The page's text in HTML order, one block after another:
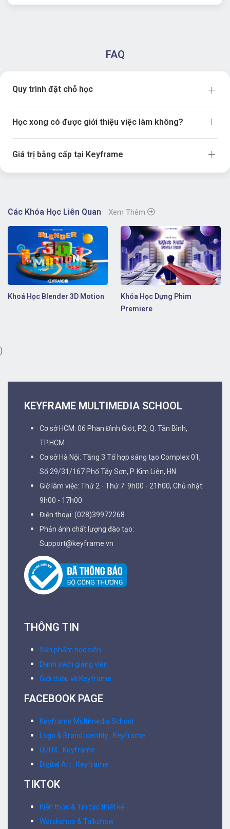
FAQ
Quy trình đặt chỗ học
Học xong có được giới thiệu việc làm không?
Giá trị bằng cấp tại Keyframe
Các Khóa Học Liên Quan Xem Thêm
Khoá Học Blender 3D Motion
Khóa Học Dựng Phim
Premiere
)
KEYFRAME MULTIMEDIA SCHOOL
Cơ sở HCM: 06 Phan Đình Giót, P2, Q. Tân Bình,
TP.HCM
Cơ sở Hà Nội: Tầng 3 Tổ hợp sáng tạo Complex 01,
Số 29/31/167 Phố Tây Sơn, P. Kim Liên, HN
Giờ làm việc: Thứ 2 - Thứ 7: 9h00 - 21h00, Chủ nhật:
9h00 - 17h00
Điện thoại: (028)39972268
Phản ánh chất lượng đào tạo:
Support@keyframe.vn
THÔNG TIN
Sản phẩm học viên
Danh sách giảng viên
Giới thiệu về Keyframe
FACEBOOK PAGE
Keyframe Multimedia School
Logo & Brand Identity . Keyframe
UI/UX . Keyframe
Digital Art . Keyframe
TIKTOK
Kiến thức & Tin tức thiết kế
Worskshop & Talkshow